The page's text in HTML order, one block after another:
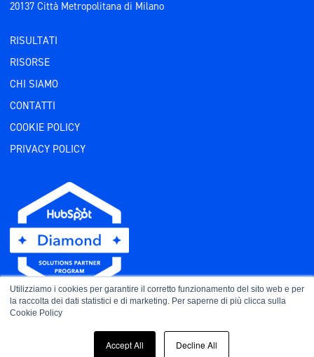
Utilizziamo i cookies per garantire il corretto funzionamento del sito web e per
la raccolta dei dati statistici e di marketing. Per saperne di più clicca sulla
Cookie Policy
Accept All Decline All
20137 Città Metropolitana di Milano
RISULTATI
RISORSE
CHI SIAMO
CONTATTI
COOKIE POLICY
PRIVACY POLICY
Copyright ©2026 · All Rights Reserved · RHEI SRL